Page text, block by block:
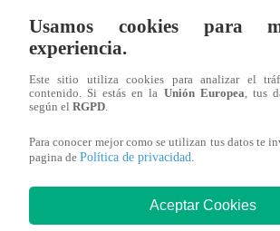
Asesinan a comerciante ferretero dentro
galería en San Juan de Lurigancho
Usamos cookies para
experiencia.
Este sitio utiliza cookies para analizar el
contenido. Si estás en la Unión Europea, tus
según el RGPD.
Para conocer mejor como se utilizan tus datos te
pagina de Política de privacidad.
Aceptar Cookies